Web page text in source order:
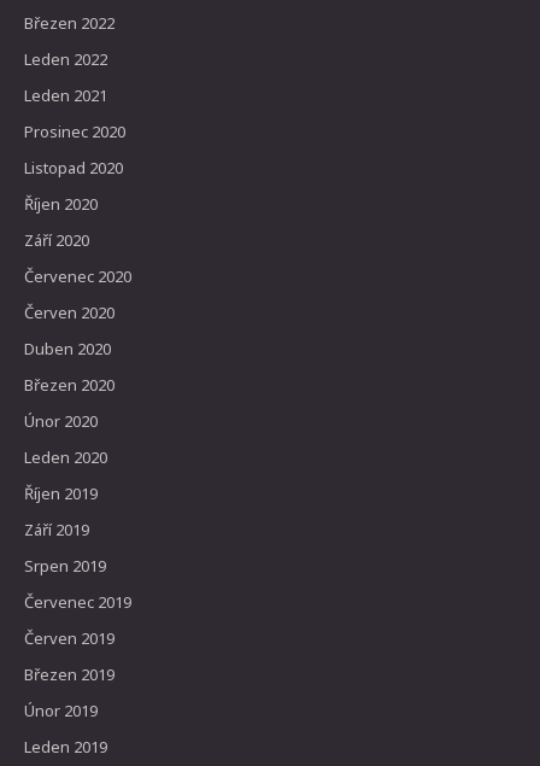
Březen 2022
Leden 2022
Leden 2021
Prosinec 2020
Listopad 2020
Říjen 2020
Září 2020
Červenec 2020
Červen 2020
Duben 2020
Březen 2020
Únor 2020
Leden 2020
Říjen 2019
Září 2019
Srpen 2019
Červenec 2019
Červen 2019
Březen 2019
Únor 2019
Leden 2019